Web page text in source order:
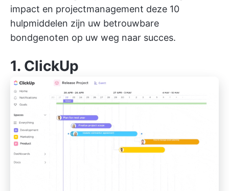
impact en projectmanagement deze 10
hulpmiddelen zijn uw betrouwbare
bondgenoten op uw weg naar succes.
1. ClickUp